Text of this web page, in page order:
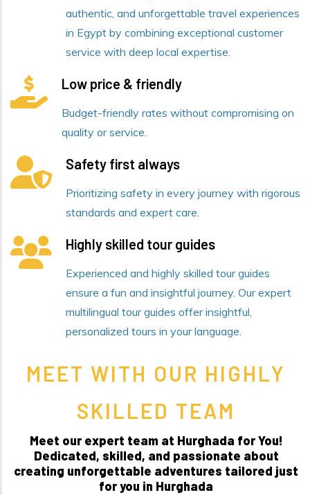
authentic, and unforgettable travel experiences
in Egypt by combining exceptional customer
service with deep local expertise.
Low price & friendly
Budget-friendly rates without compromising on
quality or service.
Safety first always
Prioritizing safety in every journey with rigorous
standards and expert care.
Highly skilled tour guides
Experienced and highly skilled tour guides
ensure a fun and insightful journey. Our expert
multilingual tour guides offer insightful,
personalized tours in your language.
MEET WITH OUR HIGHLY
SKILLED TEAM
Meet our expert team at Hurghada for You!
Dedicated, skilled, and passionate about
creating unforgettable adventures tailored just
for you in Hurghada